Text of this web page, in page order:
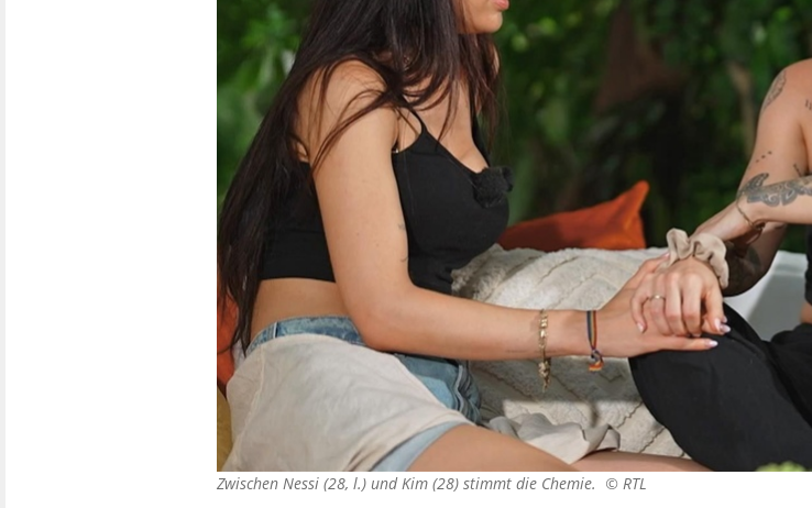
Zwischen Nessi (28, l.) und Kim (28) stimmt die Chemie. © RTL